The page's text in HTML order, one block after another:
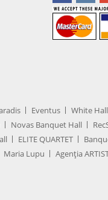
Eventus
White Hall
Novas Banquet Hall
ELITE QUARTET
Maria Lupu Agenţia